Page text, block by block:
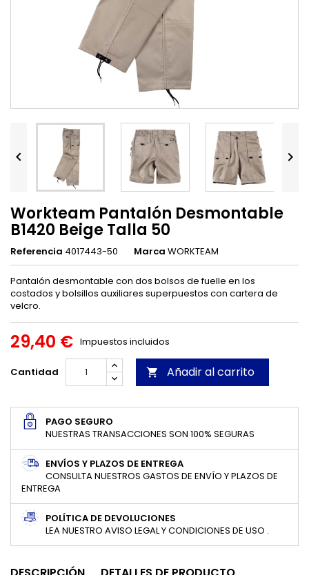
 
Workteam Pantalón Desmontable
B1420 Beige Talla 50
Referencia 4017443-50 Marca WORKTEAM
Pantalón desmontable con dos bolsos de fuelle en los
costados y bolsillos auxiliares superpuestos con cartera de
velcro.
29,40 € Impuestos incluidos
Cantidad  Añadir al carrito
PAGO SEGURO
NUESTRAS TRANSACCIONES SON 100% SEGURAS
ENVÍOS Y PLAZOS DE ENTREGA
CONSULTA NUESTROS GASTOS DE ENVÍO Y PLAZOS DE
ENTREGA
POLÍTICA DE DEVOLUCIONES
LEA NUESTRO AVISO LEGAL Y CONDICIONES DE USO .